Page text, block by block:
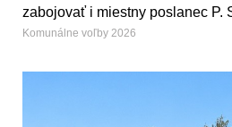
zabojovať i miestny poslanec P.
Komunálne voľby 2026